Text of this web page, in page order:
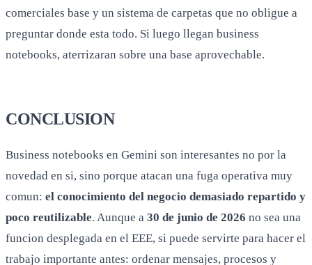
comerciales base y un sistema de carpetas que no obligue a
preguntar donde esta todo. Si luego llegan business
notebooks, aterrizaran sobre una base aprovechable.
CONCLUSION
Business notebooks en Gemini son interesantes no por la
novedad en si, sino porque atacan una fuga operativa muy
comun: el conocimiento del negocio demasiado repartido y
poco reutilizable. Aunque a 30 de junio de 2026 no sea una
funcion desplegada en el EEE, si puede servirte para hacer el
trabajo importante antes: ordenar mensajes, procesos y